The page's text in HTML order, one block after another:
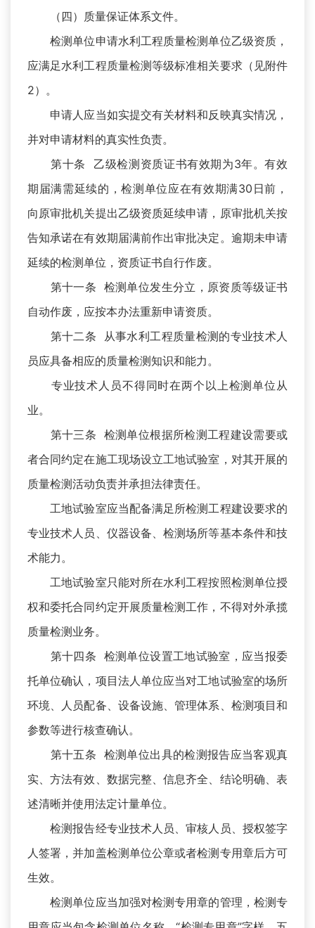
（四）质量保证体系文件。
检测单位申请水利工程质量检测单位乙级资质，
应满足水利工程质量检测等级标准相关要求（见附件
2）。
申请人应当如实提交有关材料和反映真实情况，
并对申请材料的真实性负责。
第十条 乙级检测资质证书有效期为3年。有效
期届满需延续的，检测单位应在有效期满30日前，
向原审批机关提出乙级资质延续申请，原审批机关按
告知承诺在有效期届满前作出审批决定。逾期未申请
延续的检测单位，资质证书自行作废。
第十一条 检测单位发生分立，原资质等级证书
自动作废，应按本办法重新申请资质。
第十二条 从事水利工程质量检测的专业技术人
员应具备相应的质量检测知识和能力。
专业技术人员不得同时在两个以上检测单位从
业。
第十三条 检测单位根据所检测工程建设需要或
者合同约定在施工现场设立工地试验室，对其开展的
质量检测活动负责并承担法律责任。
工地试验室应当配备满足所检测工程建设要求的
专业技术人员、仪器设备、检测场所等基本条件和技
术能力。
工地试验室只能对所在水利工程按照检测单位授
权和委托合同约定开展质量检测工作，不得对外承揽
质量检测业务。
第十四条 检测单位设置工地试验室，应当报委
托单位确认，项目法人单位应当对工地试验室的场所
环境、人员配备、设备设施、管理体系、检测项目和
参数等进行核查确认。
第十五条 检测单位出具的检测报告应当客观真
实、方法有效、数据完整、信息齐全、结论明确、表
述清晰并使用法定计量单位。
检测报告经专业技术人员、审核人员、授权签字
人签署，并加盖检测单位公章或者检测专用章后方可
生效。
检测单位应当加强对检测专用章的管理，检测专